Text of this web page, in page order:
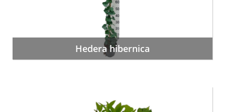
Hedera hibernica